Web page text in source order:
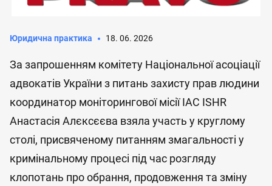
Юридична практика 18. 06. 2026
За запрошенням комітету Національної асоціації
адвокатів України з питань захисту прав людини
координатор моніторингової місії IAC ISHR
Анастасія Алєксєєва взяла участь у круглому
столі, присвяченому питанням змагальності у
кримінальному процесі під час розгляду
клопотань про обрання, продовження та зміну